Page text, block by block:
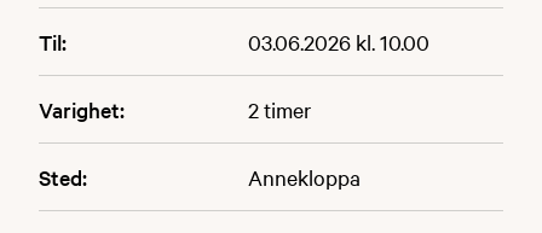
Til: 03.06.2026 kl. 10.00
Varighet: 2 timer
Sted: Annekloppa